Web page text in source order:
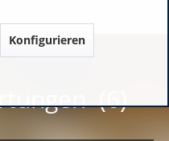
(6)
Konfigurieren